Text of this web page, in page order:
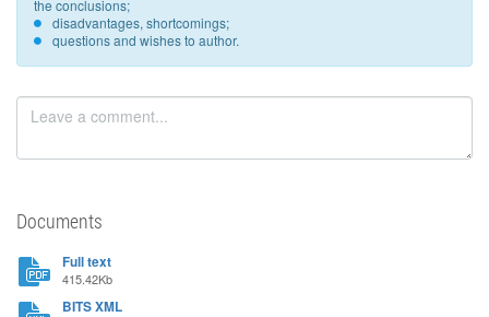
the conclusions;
disadvantages, shortcomings;
questions and wishes to author.
Documents
Full text
415.42Kb
BITS XML